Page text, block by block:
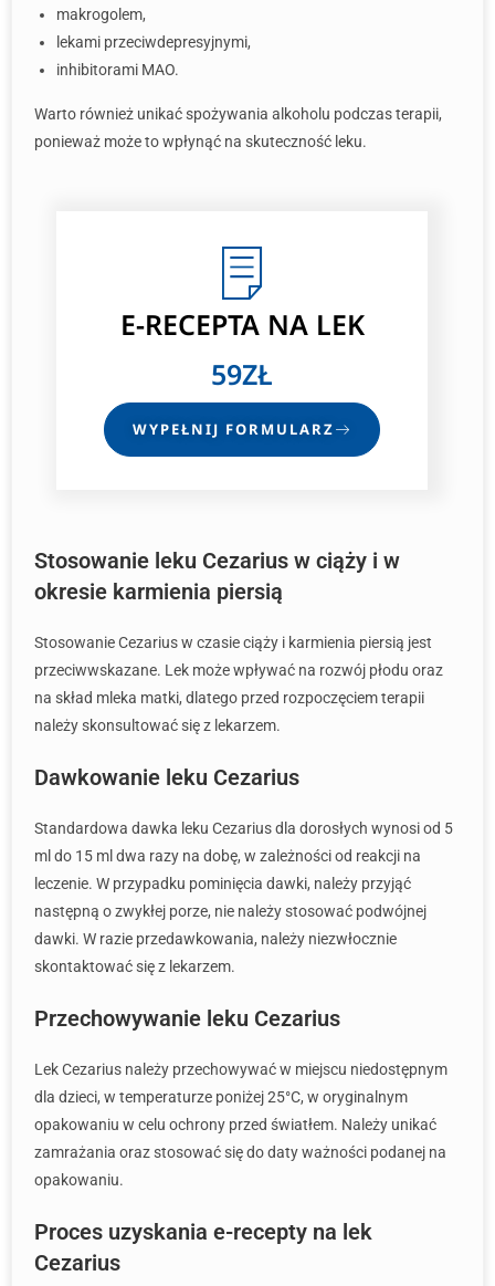
makrogolem,
lekami przeciwdepresyjnymi,
inhibitorami MAO.
Warto również unikać spożywania alkoholu podczas terapii,
ponieważ może to wpłynąć na skuteczność leku.
E-RECEPTA NA LEK
59ZŁ
WYPEŁNIJ FORMULARZ
Stosowanie leku Cezarius w ciąży i w
okresie karmienia piersią
Stosowanie Cezarius w czasie ciąży i karmienia piersią jest
przeciwwskazane. Lek może wpływać na rozwój płodu oraz
na skład mleka matki, dlatego przed rozpoczęciem terapii
należy skonsultować się z lekarzem.
Dawkowanie leku Cezarius
Standardowa dawka leku Cezarius dla dorosłych wynosi od 5
ml do 15 ml dwa razy na dobę, w zależności od reakcji na
leczenie. W przypadku pominięcia dawki, należy przyjąć
następną o zwykłej porze, nie należy stosować podwójnej
dawki. W razie przedawkowania, należy niezwłocznie
skontaktować się z lekarzem.
Przechowywanie leku Cezarius
Lek Cezarius należy przechowywać w miejscu niedostępnym
dla dzieci, w temperaturze poniżej 25°C, w oryginalnym
opakowaniu w celu ochrony przed światłem. Należy unikać
zamrażania oraz stosować się do daty ważności podanej na
opakowaniu.
Proces uzyskania e-recepty na lek
Cezarius